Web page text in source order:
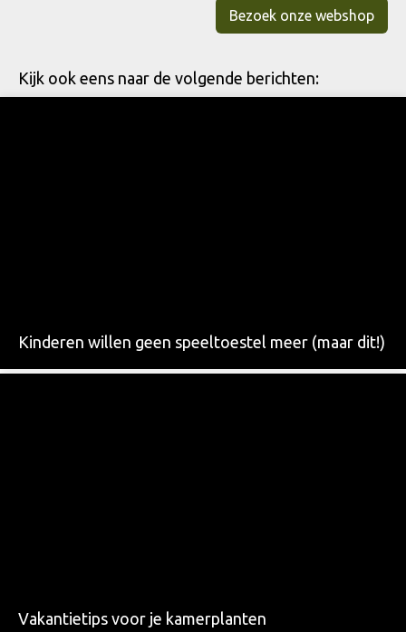
Bezoek onze webshop
Kijk ook eens naar de volgende berichten:
Kinderen willen geen speeltoestel meer (maar dit!)
Vakantietips voor je kamerplanten